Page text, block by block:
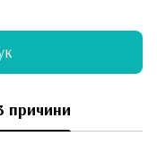
причини